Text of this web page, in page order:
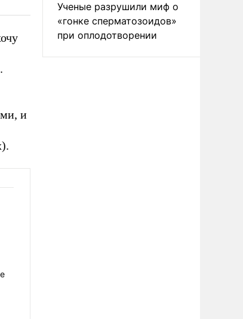
и
Ученые разрушили миф о
«гонке сперматозоидов»
при оплодотворении